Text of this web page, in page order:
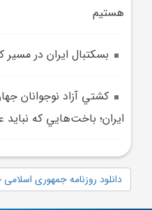
هستيم
بسکتبال ايران در مسير کاپ
کشتي آزاد نوجوانان
ايران؛ باخت‌هايي که
دانلود روزنامه جمهوری اسلامی چهار شنبه 1404/